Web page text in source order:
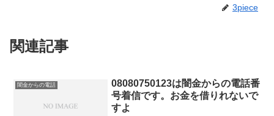
3piece
関連記事
闇金からの電話
08080750123は闇金からの電話番
号着信です。お金を借りれないで
すよ